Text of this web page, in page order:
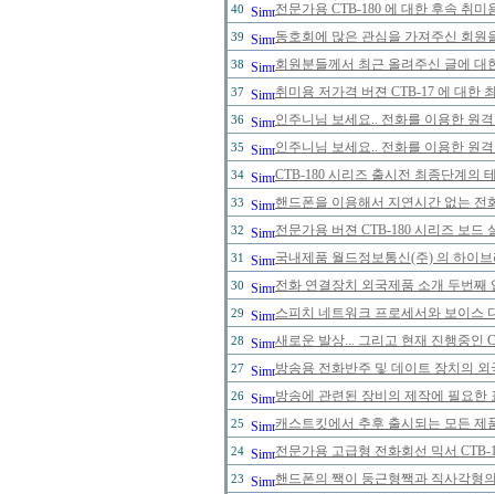
40 전문가용 CTB-180 에 대한 후속 취
39 동호회에 많은 관심을 가져주신 회
38 회원분들께서 최근 올려주신 글에
37 취미용 저가격 버젼 CTB-17 에 대한
36 인주니님 보세요.. 전화를 이용한 원
35 인주니님 보세요.. 전화를 이용한 원
34 CTB-180 시리즈 출시전 최종단계의
33 핸드폰을 이용해서 지연시간 없는
32 전문가용 버젼 CTB-180 시리즈 보드
31 국내제품 월드정보통신(주) 의 하이
30 전화 연결장치 외국제품 소개 두번째
29 스피치 네트워크 프로세서와 보이스
28 새로운 발상... 그리고 현재 진행중인
27 방송용 전화반주 및 데이트 장치의
26 방송에 관련된 장비의 제작에 필요
25 캐스트킷에서 추후 출시되는 모든
24 전문가용 고급형 전화회선 믹서
23 핸드폰의 짹이 둥근형짹과 직사각형